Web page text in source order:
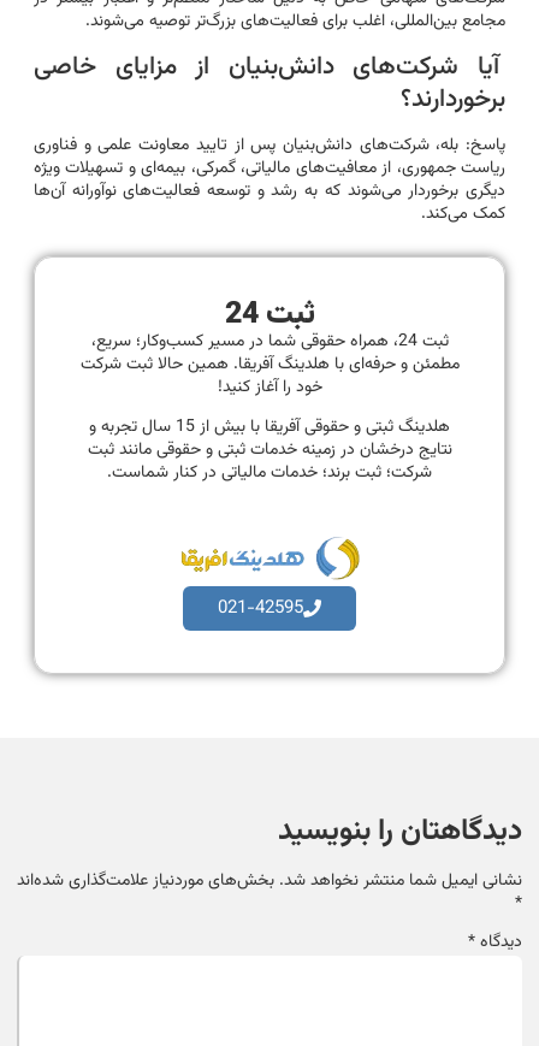
مجامع بین‌المللی، اغلب برای فعالیت‌های بزرگ‌تر توصیه می‌شوند.
آیا شرکت‌های دانش‌بنیان از مزایای خاصی
برخوردارند؟
پاسخ: بله، شرکت‌های دانش‌بنیان پس از تایید معاونت علمی و فناوری
ریاست جمهوری، از معافیت‌های مالیاتی، گمرکی، بیمه‌ای و تسهیلات ویژه
دیگری برخوردار می‌شوند که به رشد و توسعه فعالیت‌های نوآورانه آن‌ها
کمک می‌کند.
ثبت 24
ثبت 24، همراه حقوقی شما در مسیر کسب‌وکار؛ سریع،
مطمئن و حرفه‌ای با هلدینگ آفریقا. همین حالا ثبت شرکت
خود را آغاز کنید!
هلدینگ ثبتی و حقوقی آفریقا با بیش از 15 سال تجربه و
نتایج درخشان در زمینه خدمات ثبتی و حقوقی مانند ثبت
شرکت؛ ثبت برند؛ خدمات مالیاتی در کنار شماست.
021-42595
دیدگاهتان را بنویسید
نشانی ایمیل شما منتشر نخواهد شد. بخش‌های موردنیاز علامت‌گذاری شده‌اند
*
دیدگاه*